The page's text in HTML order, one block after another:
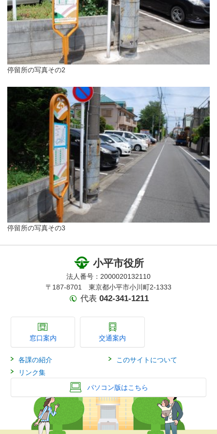
停留所の写真その2
停留所の写真その3
小平市役所
法人番号：2000020132110
〒187-8701 東京都小平市小川町2-1333
代表 042-341-1211
窓口案内 交通案内
各課の紹介
このサイトについて
リンク集
パソコン版はこちら